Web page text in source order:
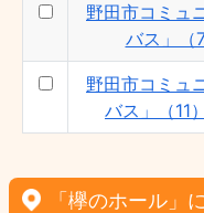
野田市コミュ
バス」（
野田市コミュ
バス」（11
「欅のホール」